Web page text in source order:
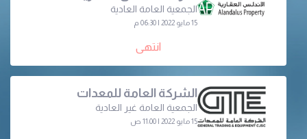
الجمعية العامة العادیة
15 مايو 2022 | 06:30 م
انتهى
الشركة العامة للمعدات
الجمعية العامة غير العادية
15 مايو 2022 | 11:00 ص